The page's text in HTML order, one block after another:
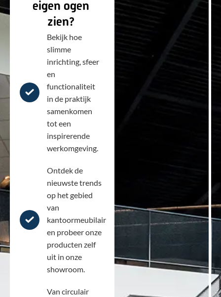
eigen ogen
zien?
Bekijk hoe
slimme
inrichting, sfeer
en
functionaliteit
in de praktijk
samenkomen
tot een
inspirerende
werkomgeving.
Ontdek de
nieuwste trends
op het gebied
van
kantoormeubilair
en probeer onze
producten zelf
uit in onze
showroom.
Van circulair